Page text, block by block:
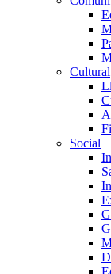
Cultural
Social